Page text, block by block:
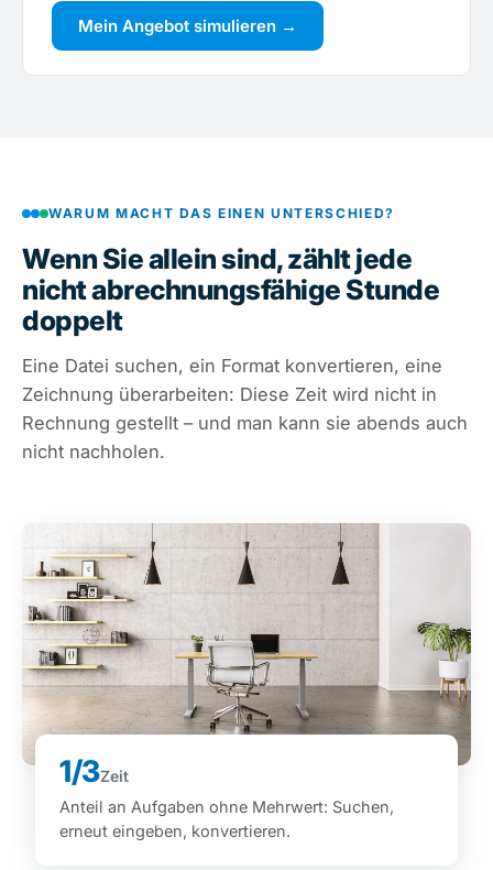
Mein Angebot simulieren →
WARUM MACHT DAS EINEN UNTERSCHIED?
Wenn Sie allein sind, zählt jede
nicht abrechnungsfähige Stunde
doppelt
Eine Datei suchen, ein Format konvertieren, eine
Zeichnung überarbeiten: Diese Zeit wird nicht in
Rechnung gestellt – und man kann sie abends auch
nicht nachholen.
1/3Zeit
Anteil an Aufgaben ohne Mehrwert: Suchen,
erneut eingeben, konvertieren.